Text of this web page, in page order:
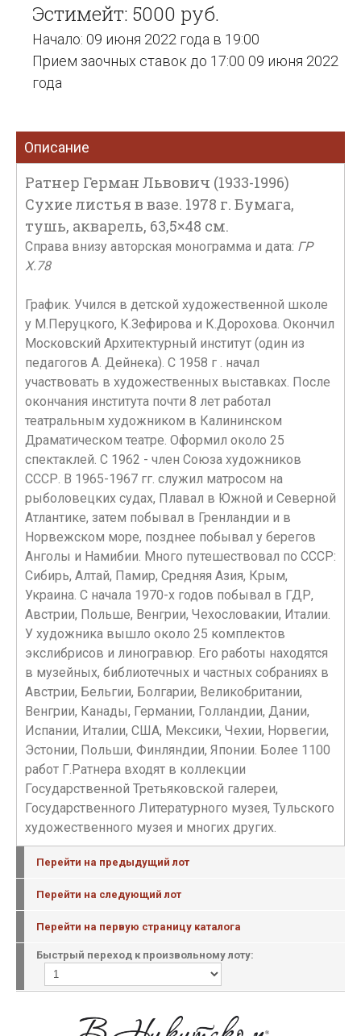
Эстимейт: 5000 руб.
Начало: 09 июня 2022 года в 19:00
Прием заочных ставок до 17:00 09 июня 2022
года
Описание
Ратнер Герман Львович (1933-1996)
Сухие листья в вазе. 1978 г. Бумага,
тушь, акварель, 63,5×48 см.
Справа внизу авторская монограмма и дата: ГР
X.78
График. Учился в детской художественной школе
у М.Перуцкого, К.Зефирова и К.Дорохова. Окончил
Московский Архитектурный институт (один из
педагогов А. Дейнека). С 1958 г . начал
участвовать в художественных выставках. После
окончания института почти 8 лет работал
театральным художником в Калининском
Драматическом театре. Оформил около 25
спектаклей. С 1962 - член Союза художников
СССР. В 1965-1967 гг. служил матросом на
рыболовецких судах, Плавал в Южной и Северной
Атлантике, затем побывал в Гренландии и в
Норвежском море, позднее побывал у берегов
Анголы и Намибии. Много путешествовал по СССР:
Сибирь, Алтай, Памир, Средняя Азия, Крым,
Украина. С начала 1970-х годов побывал в ГДР,
Австрии, Польше, Венгрии, Чехословакии, Италии.
У художника вышло около 25 комплектов
экслибрисов и линогравюр. Его работы находятся
в музейных, библиотечных и частных собраниях в
Австрии, Бельгии, Болгарии, Великобритании,
Венгрии, Канады, Германии, Голландии, Дании,
Испании, Италии, США, Мексики, Чехии, Норвегии,
Эстонии, Польши, Финляндии, Японии. Более 1100
работ Г.Ратнера входят в коллекции
Государственной Третьяковской галереи,
Государственного Литературного музея, Тульского
художественного музея и многих других.
Перейти на предыдущий лот
Перейти на следующий лот
Перейти на первую страницу каталога
Быстрый переход к произвольному лоту: